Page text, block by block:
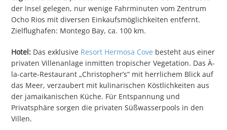
der Insel gelegen, nur wenige Fahrminuten vom Zentrum
Ocho Rios mit diversen Einkaufsmöglichkeiten entfernt.
Zielflughafen: Montego Bay, ca. 100 km.
Hotel: Das exklusive Resort Hermosa Cove besteht aus einer
privaten Villenanlage inmitten tropischer Vegetation. Das À-
la-carte-Restaurant „Christopher’s“ mit herrlichem Blick auf
das Meer, verzaubert mit kulinarischen Köstlichkeiten aus
der jamaikanischen Küche. Für Entspannung und
Privatsphäre sorgen die privaten Süßwasserpools in den
Villen.